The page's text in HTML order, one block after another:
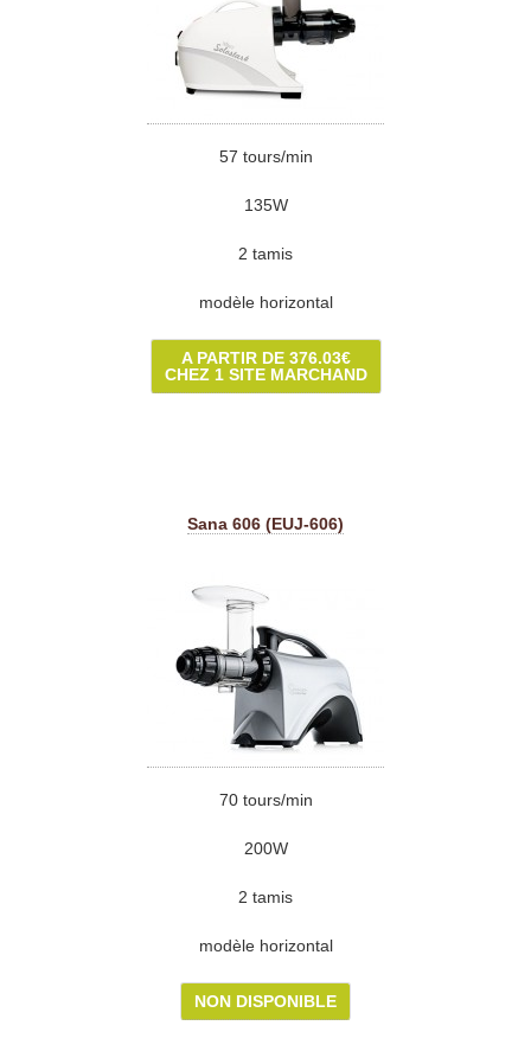
57 tours/min
135W
2 tamis
modèle horizontal
A PARTIR DE 376.03€
CHEZ 1 SITE MARCHAND
Sana 606 (EUJ-606)
70 tours/min
200W
2 tamis
modèle horizontal
NON DISPONIBLE